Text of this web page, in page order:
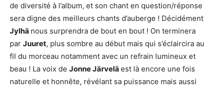
de diversité à l’album, et son chant en question/réponse
sera digne des meilleurs chants d’auberge ! Décidément
Jylhä nous surprendra de bout en bout ! On terminera
par Juuret, plus sombre au début mais qui s’éclaircira au
fil du morceau notamment avec un refrain lumineux et
beau ! La voix de Jonne Järvelä est là encore une fois
naturelle et honnête, révélant sa puissance mais aussi